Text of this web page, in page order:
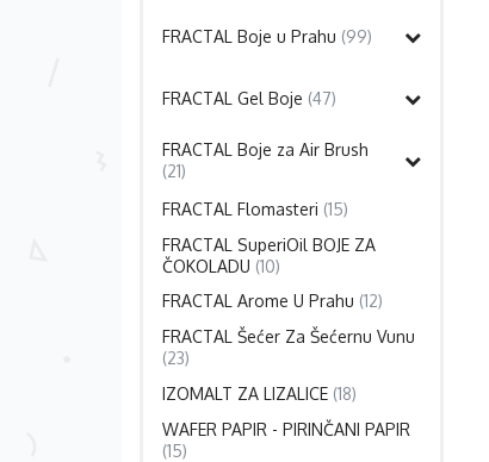
FRACTAL Boje u Prahu (99)
FRACTAL Gel Boje (47)
FRACTAL Boje za Air Brush
(21)
FRACTAL Flomasteri (15)
FRACTAL SuperiOil BOJE ZA
ČOKOLADU (10)
FRACTAL Arome U Prahu (12)
FRACTAL Šećer Za Šećernu Vunu
(23)
IZOMALT ZA LIZALICE (18)
WAFER PAPIR - PIRINČANI PAPIR
(15)